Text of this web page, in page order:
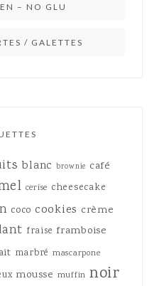
– NO GLU
/ GALETTES
blanc brownie café
cerise cheesecake
coco cookies crème
fraise framboise
marbré mascarpone
mousse muffin noir